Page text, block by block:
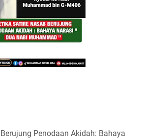
Penodaan Akidah: Bahaya